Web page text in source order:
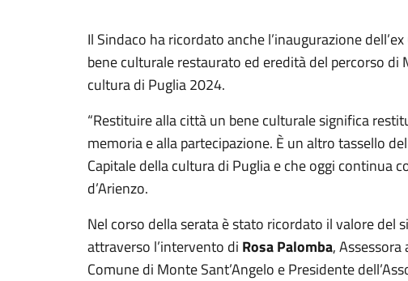
Il Sindaco ha ricordato anche l’inaugurazione
bene culturale restaurato ed eredità del percorso di
cultura di Puglia 2024.
“Restituire alla città un bene culturale significa
memoria e alla partecipazione. È un altro tassello
Capitale della cultura di Puglia e che oggi continua
d’Arienzo.
Nel corso della serata è stato ricordato il valore del
attraverso l’intervento di Rosa Palomba,
Comune di Monte Sant’Angelo e Presidente